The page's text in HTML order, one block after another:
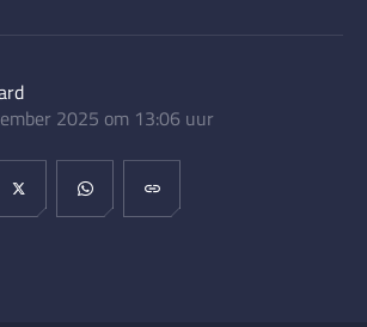
2025 om 13:06 uur